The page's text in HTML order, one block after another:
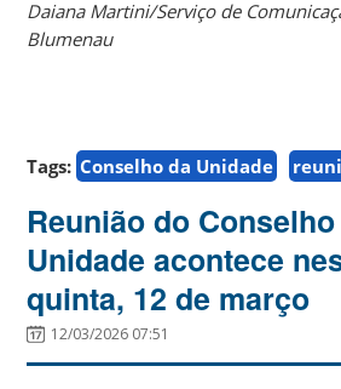
Daiana Martini/Serviço de
Blumenau
Tags: Conselho da Unidade
Reunião do
Unidade acontece
quinta, 12 de março
12/03/2026 07:51